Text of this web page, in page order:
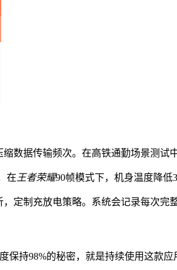
数据传输频次。在高铁通勤场景测试
在 王者荣耀90帧模式下，机身温度降低
定制充放电策略。系统会记录每次完
保持98%的秘密，就是持续使用这款